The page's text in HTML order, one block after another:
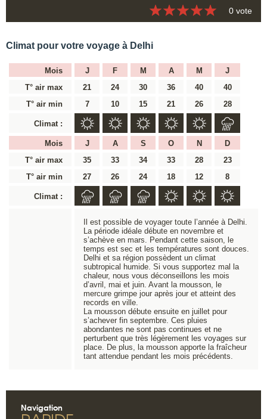
0 vote
Climat pour votre voyage à Delhi
Mois J F M A M
J
T° air max
21 24 30 36 40
40
T° air min
7 10 15 21 26 28
Climat :
Mois J A S O N
D
T° air max
35 33 34 33 28
23
T° air min
27 26 24 18 12 8
Climat :
Il est possible de voyager toute l’année à Delhi.
La période idéale débute en novembre et
s’achève en mars. Pendant cette saison, le
temps est sec et les températures sont douces.
Delhi et sa région possèdent un climat
subtropical humide. Si vous supportez mal la
chaleur, nous vous déconseillons les mois
d’avril, mai et juin. Avant la mousson, le
mercure grimpe jour après jour et atteint des
records en ville.
La mousson débute ensuite en juillet pour
s’achever fin septembre. Ces pluies
abondantes ne sont pas continues et ne
perturbent que très légèrement les voyages sur
place. De plus, la mousson apporte la fraîcheur
tant attendue pendant les mois précédents.
Navigation